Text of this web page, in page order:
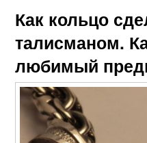
Как кольцо
талисманом.
любимый